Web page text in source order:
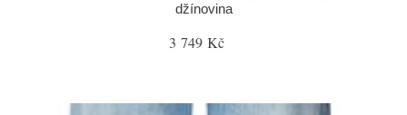
džínovina
3 749 Kč